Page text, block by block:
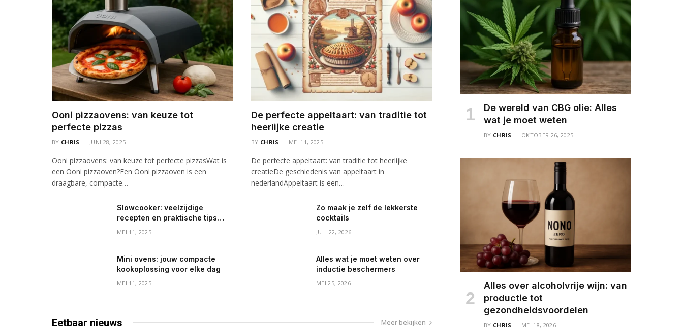
Ooni pizzaovens: van keuze tot
perfecte pizzas
BY CHRIS JUNI 28, 2025
Ooni pizzaovens: van keuze tot perfecte pizzasWat is
een Ooni pizzaoven?Een Ooni pizzaoven is een
draagbare, compacte…
De perfecte appeltaart: van traditie tot
heerlijke creatie
BY CHRIS MEI 11, 2025
De perfecte appeltaart: van traditie tot heerlijke
creatieDe geschiedenis van appeltaart in
nederlandAppeltaart is een…
Slowcooker: veelzijdige
recepten en praktische tips
MEI 11, 2025
Zo maak je zelf de lekkerste
cocktails
JULI 22, 2026
Mini ovens: jouw compacte
kookoplossing voor elke dag
MEI 11, 2025
Alles wat je moet weten over
inductie beschermers
MEI 25, 2026
Eetbaar nieuws Meer bekijken
De wereld van CBG olie: Alles
wat je moet weten
BY CHRIS OKTOBER 26, 2025
Alles over alcoholvrije wijn: van
productie tot
gezondheidsvoordelen
BY CHRIS MEI 18, 2026